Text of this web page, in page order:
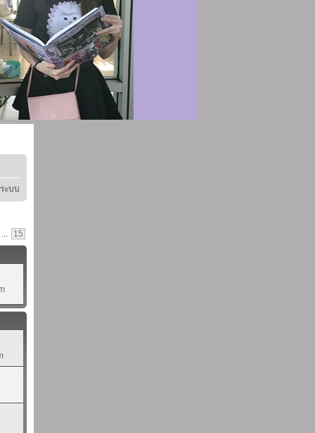
ะบบ
... 15